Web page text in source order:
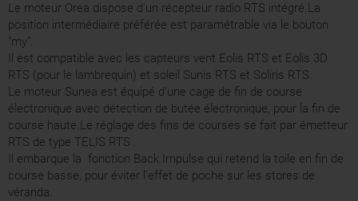
Le moteur Orea dispose d'un récepteur radio RTS intégré.La
position intermédiaire préférée est paramétrable via le bouton
"my".
Il est compatible avec les capteurs vent Eolis RTS et Eolis 3D
RTS (pour le lambrequin) et soleil Sunis RTS et Soliris RTS.
Le moteur Sunea est équipé d'une cage de fin de course
électronique avec détection de butée électronique, pour la fin de
course haute.Le réglage des fins de courses se fait par émetteur
RTS de type TELIS RTS .
Il embarque la fonction Back Impulse qui retend la toile en fin de
course basse, pour éviter l'effet de poche sur les stores de
véranda.